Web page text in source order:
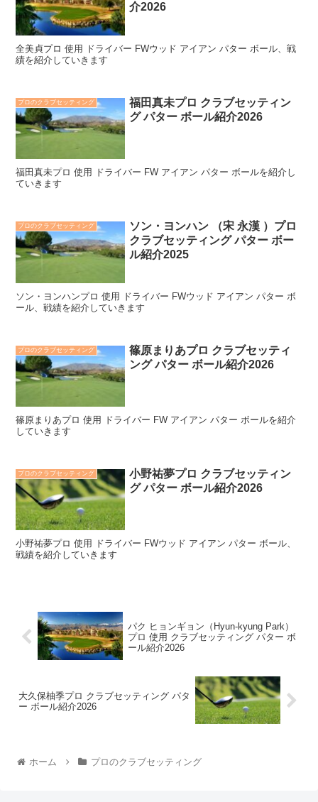
介2026
全美貞プロ 使用 ドライバー FWウッド アイアン パター ボール、戦
績を紹介していきます
プロのクラブセッティング
福田真未プロ クラブセッティン
グ パター ボール紹介2026
福田真未プロ 使用 ドライバー FW アイアン パター ボールを紹介し
ていきます
プロのクラブセッティング
ソン・ヨンハン （宋 永漢 ）プロ
クラブセッティング パター ボー
ル紹介2025
ソン・ヨンハンプロ 使用 ドライバー FWウッド アイアン パター ボ
ール、戦績を紹介していきます
プロのクラブセッティング
篠原まりあプロ クラブセッティ
ング パター ボール紹介2026
篠原まりあプロ 使用 ドライバー FW アイアン パター ボールを紹介
していきます
プロのクラブセッティング
小野祐夢プロ クラブセッティン
グ パター ボール紹介2026
小野祐夢プロ 使用 ドライバー FWウッド アイアン パター ボール、
戦績を紹介していきます
パク ヒョンギョン（Hyun-kyung Park）
プロ 使用 クラブセッティング パター ボ
ール紹介2026
大久保柚季プロ クラブセッティング パタ
ー ボール紹介2026
ホーム プロのクラブセッティング